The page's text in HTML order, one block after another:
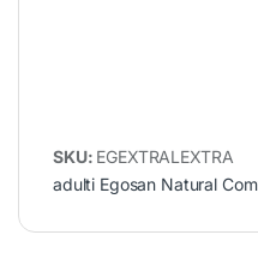
SKU: EGEXTRALEXTRA
adulti Egosan Natural